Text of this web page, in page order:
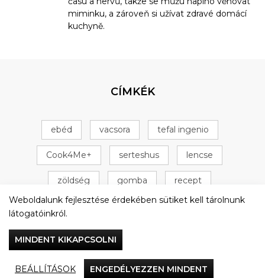
miminku, a zároveň si užívat zdravé domácí
kuchyně.
CÍMKÉK
ebéd vacsora tefal ingenio
Cook4Me+ serteshus lencse
zöldség gomba recept
Tefal Cook4Me+ csirke + 16 következő
Weboldalunk fejlesztése érdekében sütiket kell tárolnunk
látogatóinkról.
MINDENT KIKAPCSOLNI
BEÁLLÍTÁSOK ENGEDÉLYEZZEN MINDENT